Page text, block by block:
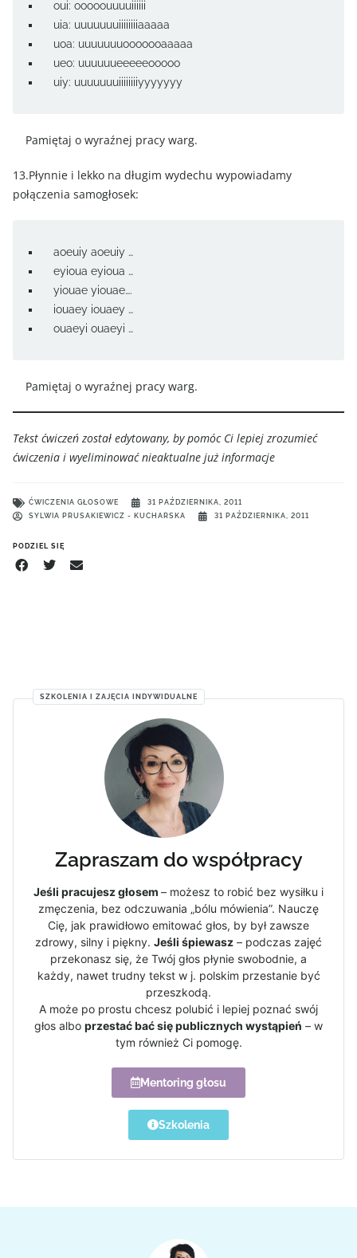
oui: ooooouuuuiiiiii
uia: uuuuuuuiiiiiiiiaaaaa
uoa: uuuuuuuooooooaaaaa
ueo: uuuuuueeeeeooooo
uiy: uuuuuuuiiiiiiiiyyyyyyy
Pamiętaj o wyraźnej pracy warg.
13.Płynnie i lekko na długim wydechu wypowiadamy
połączenia samogłosek:
aoeuiy aoeuiy …
eyioua eyioua …
yiouae yiouae….
iouaey iouaey …
ouaeyi ouaeyi …
Pamiętaj o wyraźnej pracy warg.
Tekst ćwiczeń został edytowany, by pomóc Ci lepiej zrozumieć
ćwiczenia i wyeliminować nieaktualne już informacje
ĆWICZENIA GŁOSOWE
31 PAŹDZIERNIKA, 2011
SYLWIA PRUSAKIEWICZ - KUCHARSKA
31 PAŹDZIERNIKA, 2011
PODZIEL SIĘ
Zapraszam do współpracy
Jeśli pracujesz głosem – możesz to robić bez wysiłku i
zmęczenia, bez odczuwania „bólu mówienia”. Nauczę
Cię, jak prawidłowo emitować głos, by był zawsze
zdrowy, silny i piękny. Jeśli śpiewasz – podczas zajęć
przekonasz się, że Twój głos płynie swobodnie, a
każdy, nawet trudny tekst w j. polskim przestanie być
przeszkodą.
A może po prostu chcesz polubić i lepiej poznać swój
głos albo przestać bać się publicznych wystąpień – w
tym również Ci pomogę.
Mentoring głosu
Szkolenia
SZKOLENIA I ZAJĘCIA INDYWIDUALNE